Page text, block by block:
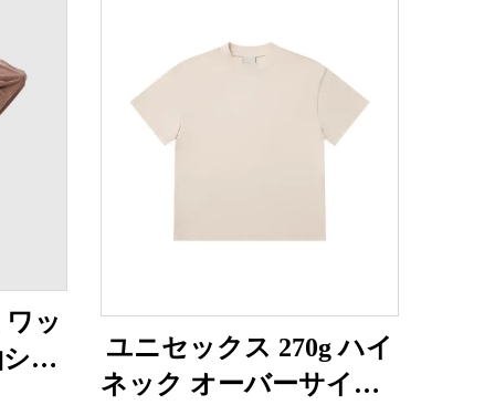
ッ
ャ
ユニセックス 270g ハイ
ネック オーバーサイズT